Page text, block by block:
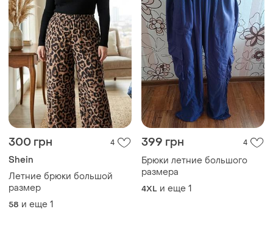
300 грн 4
Shein
Летние брюки большой
размер
58 и еще 1
399 грн 4
Брюки летние большого
размера
4XL и еще 1